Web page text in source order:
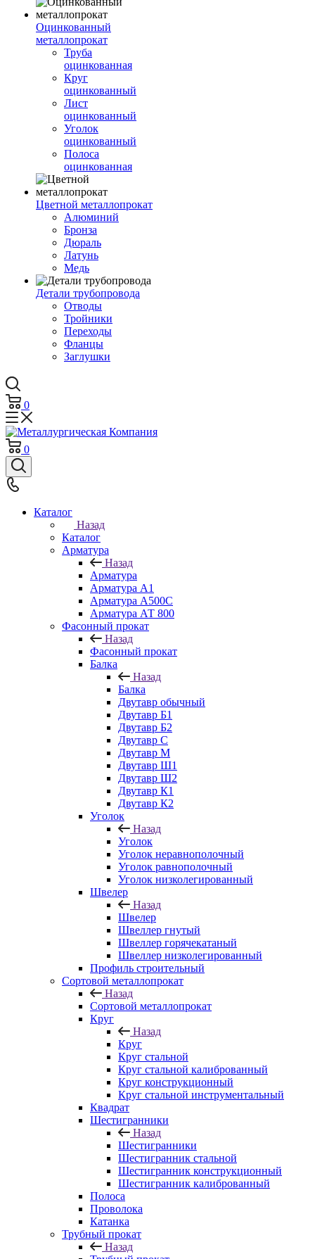
Оцинкованный
металлопрокат
Труба
оцинкованная
Круг
оцинкованный
Лист
оцинкованный
Уголок
оцинкованный
Полоса
оцинкованная
Цветной металлопрокат
Алюминий
Бронза
Дюраль
Латунь
Медь
Детали трубопровода
Отводы
Тройники
Переходы
Фланцы
Заглушки
0
0
Каталог
Назад
Каталог
Арматура
Назад
Арматура
Арматура А1
Арматура А500С
Арматура АТ 800
Фасонный прокат
Назад
Фасонный прокат
Балка
Назад
Балка
Двутавр обычный
Двутавр Б1
Двутавр Б2
Двутавр С
Двутавр М
Двутавр Ш1
Двутавр Ш2
Двутавр К1
Двутавр К2
Уголок
Назад
Уголок
Уголок неравнополочный
Уголок равнополочный
Уголок низколегированный
Швелер
Назад
Швелер
Швеллер гнутый
Швеллер горячекатаный
Швеллер низколегированный
Профиль строительный
Сортовой металлопрокат
Назад
Сортовой металлопрокат
Круг
Назад
Круг
Круг стальной
Круг стальной калиброванный
Круг конструкционный
Круг стальной инструментальный
Квадрат
Шестигранники
Назад
Шестигранники
Шестигранник стальной
Шестигранник конструкционный
Шестигранник калиброванный
Полоса
Проволока
Катанка
Трубный прокат
Назад